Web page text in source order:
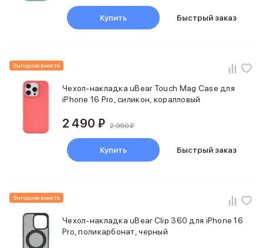
Питание и кабели
Зарядные устройства
Акустические системы
Наушники
Защитные стекла
Ремешки для часов
Сумки и рюкзаки
Поисковые трекеры
Аксессуары для гаджетов
Пульты ДУ
Купить Быстрый заказ
Выгоднее вместе
Чехол-накладка uBear Touch Mag Case для
iPhone 16 Pro, силикон, коралловый
2 490 ₽ 2 990 ₽
Купить Быстрый заказ
Выгоднее вместе
Чехол-накладка uBear Сlip 360 для iPhone 16
Pro, поликарбонат, черный